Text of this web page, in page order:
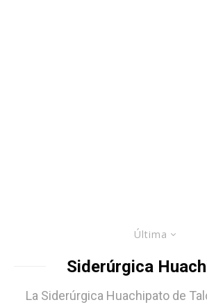
Última
Siderúrgica
La Siderúrgica Huachipato de